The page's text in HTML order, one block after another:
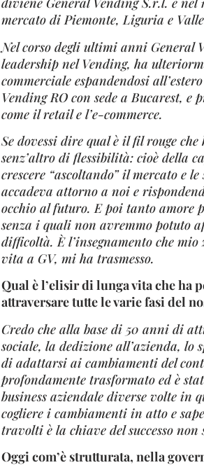
mercato di Piemonte, Liguria e Valle
Nel corso degli ultimi anni General
leadership nel Vending, ha
commerciale espandendosi
Vending RO con sede a Bucarest,
come il retail e l’e-commerce.
Se dovessi dire qual è il fil rouge
senz’altro di flessibilità: cioè della
crescere “ascoltando” il mercato e
accadeva attorno a noi e
occhio al futuro. E poi tanto amore
senza i quali non avremmo potuto
difficoltà. È l’insegnamento che
vita a GV, mi ha trasmesso.
Qual è l’elisir di lunga vita che ha
attraversare tutte le varie fasi del
Credo che alla base di 50 anni di
sociale, la dedizione all’azienda,
di adattarsi ai cambiamenti del
profondamente trasformato ed è
business aziendale diverse volte in
cogliere i cambiamenti in atto e
travolti è la chiave del successo
Oggi com’è strutturata, nella